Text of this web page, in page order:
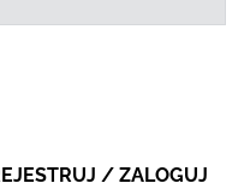
/ ZALOGUJ